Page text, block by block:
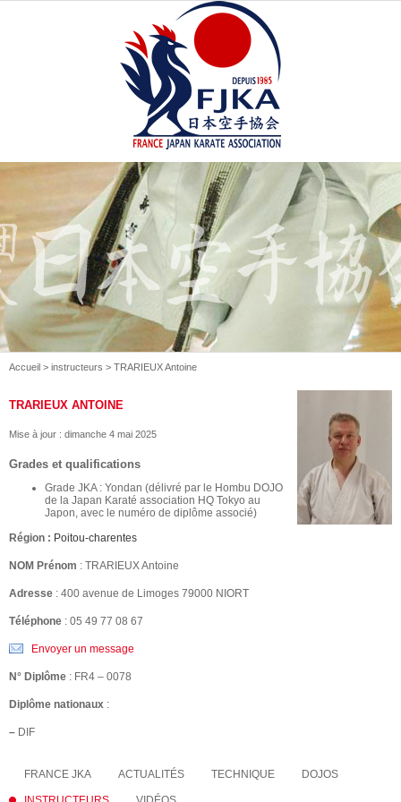
Accueil > instructeurs > TRARIEUX Antoine
TRARIEUX ANTOINE
Mise à jour : dimanche 4 mai 2025
Grades et qualifications
Grade JKA : Yondan (délivré par le Hombu DOJO
de la Japan Karaté association HQ Tokyo au
Japon, avec le numéro de diplôme associé)
Région : Poitou-charentes
NOM Prénom : TRARIEUX Antoine
Adresse : 400 avenue de Limoges 79000 NIORT
Téléphone : 05 49 77 08 67
Envoyer un message
N° Diplôme : FR4 – 0078
Diplôme nationaux :
– DIF
FRANCE JKA ACTUALITÉS TECHNIQUE DOJOS